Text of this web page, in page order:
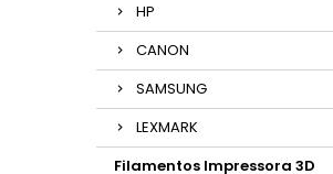
HP
CANON
SAMSUNG
LEXMARK
Filamentos Impressora 3D